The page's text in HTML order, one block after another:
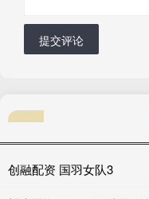
提交评论
创融配资 国羽女队3